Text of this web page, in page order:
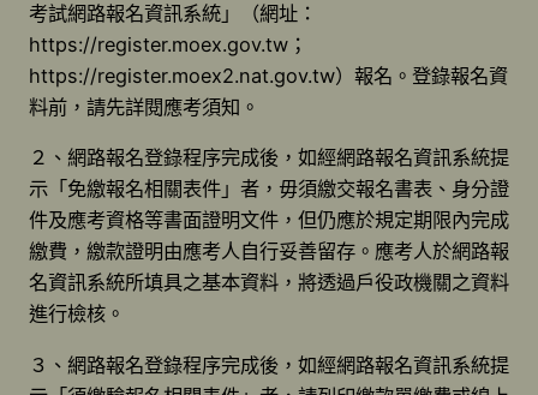
考試網路報名資訊系統」（網址：
https://register.moex.gov.tw；
https://register.moex2.nat.gov.tw）報名。登錄報名資
料前，請先詳閱應考須知。
２、網路報名登錄程序完成後，如經網路報名資訊系統提
示「免繳報名相關表件」者，毋須繳交報名書表、身分證
件及應考資格等書面證明文件，但仍應於規定期限內完成
繳費，繳款證明由應考人自行妥善留存。應考人於網路報
名資訊系統所填具之基本資料，將透過戶役政機關之資料
進行檢核。
３、網路報名登錄程序完成後，如經網路報名資訊系統提